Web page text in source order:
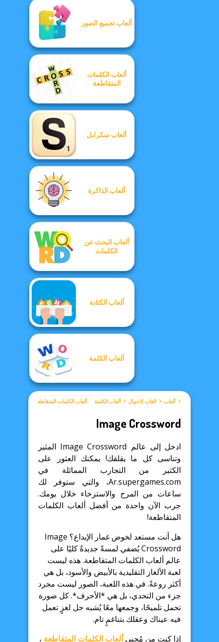
ألعاب تجميع الصور
ألعاب الكلمات
المتقاطعة
ألعاب سكرابل
ألعاب الذاكرة
ألعاب البحث عن
الكلمات
ألعاب الكتابة
ألعاب الكلمة
ألعاب العاب كاجوال ألعاب الكلمة ألعاب الكلمات المتقاطعة
Image Crossword
ادخل إلى عالم Image Crossword المثير
وتناسى كل ما يقلقك! يمكنك العثور على
الكثير من التجارب المماثلة في
Ar.supergames.com، والتي ستوفر لك
ساعات من المرح والاسترخاء خلال يومك.
جرب الآن واحدة من أفضل ألعاب الكلمات
المتقاطعة!
هل أنت مستعد لخوض غمار الإبداع؟ Image
Crossword يُضفي لمسةً جديدةً كليًا على
عالم ألعاب الكلمات المتقاطعة. هذه ليست
لعبة الألغاز التقليدية بالأبيض والأسود، بل هي
أكثر روعةً. في هذه اللعبة، الصور ليست مجرد
جزء من التحدي، بل هي *الأحرف*. كل صورة
تحمل تلميحًا، وجمعها معًا يُشبه حل لغزٍ تعمل
فيه عيناك وعقلك بتناغمٍ تام.
إذا كنت من مُحبيألعاب الكلمات المتقاطعة ،